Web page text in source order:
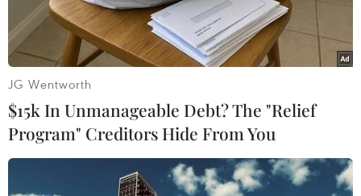
JG Wentworth
$15k In Unmanageable Debt? The "Relief
Program" Creditors Hide From You